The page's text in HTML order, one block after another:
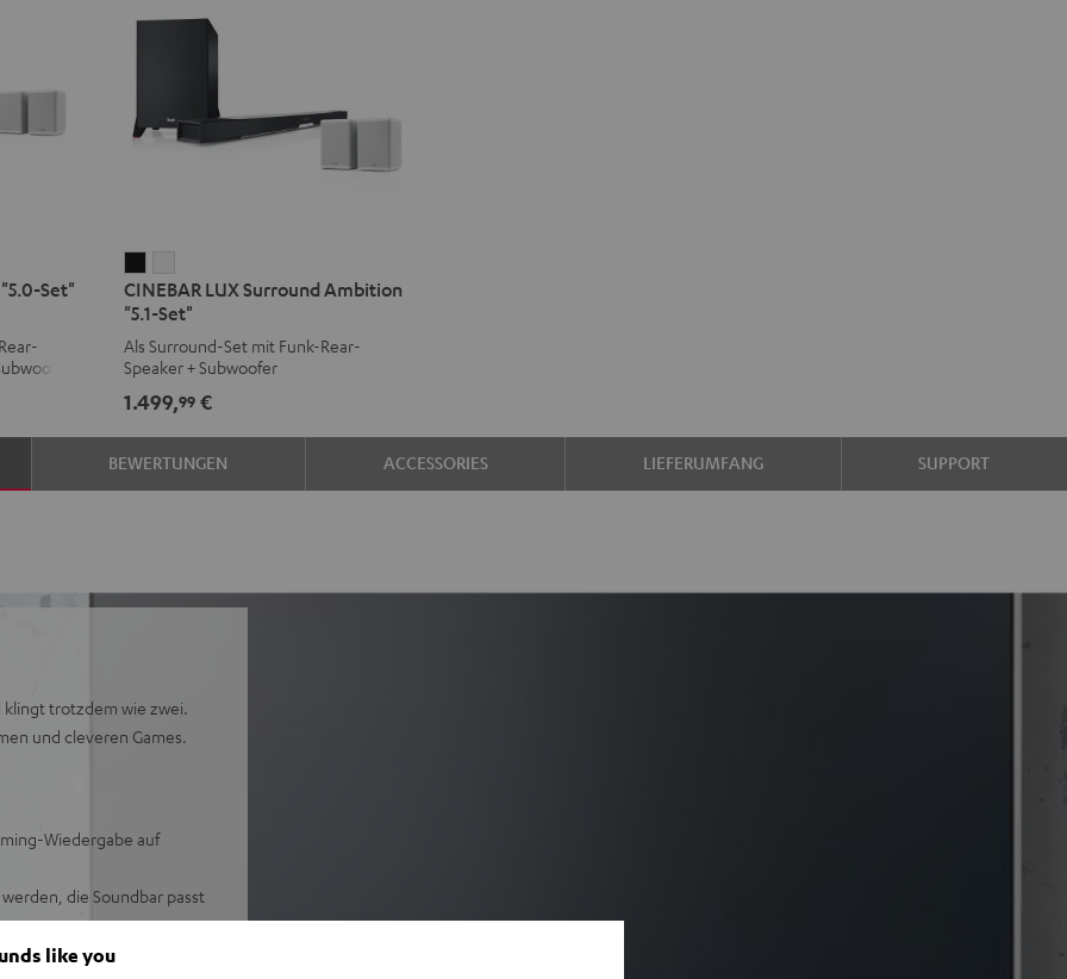
Set"
LUX
Surround
Ambition
"5.1-
Set"
Schwarz
LUX
Surround
Ambition
"5.1-
Set"
Weiß
CINEBAR LUX Surround Ambition
"5.1-Set"
Als Surround-Set mit Funk-Rear-
Speaker + Subwoofer
1.499,99€
BEWERTUNGEN ACCESSORIES LIEFERUMFANG SUPPORT
klingt trotzdem wie zwei.
und cleveren Games.
Wiedergabe auf
die Soundbar passt
ohne aufdringlich zu
like you